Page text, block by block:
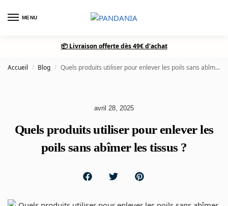
MENU
📦 Livraison offerte dès 49€ d’achat
Accueil / Blog / Quels produits utiliser pour enlever les poils sans abîmer les tissus ?
avril 28, 2025
Quels produits utiliser pour enlever les
poils sans abîmer les tissus ?